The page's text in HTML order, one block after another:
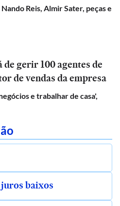
Reis, Almir Sater, peças e
gerir 100 agentes de
de vendas da empresa
e trabalhar de casa',
baixos